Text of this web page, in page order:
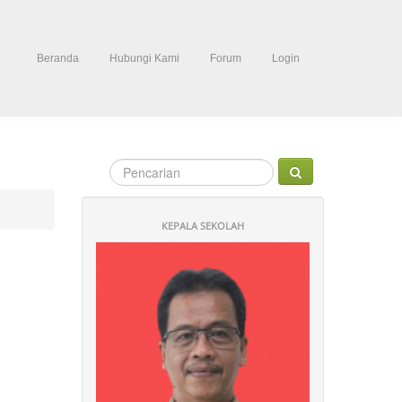
Beranda Hubungi Kami Forum Login
KEPALA SEKOLAH